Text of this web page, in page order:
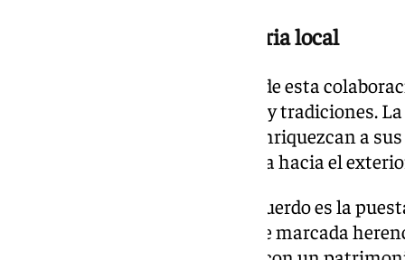
Diversidad cultural y memoria local
Entre los principales objetivos de esta
intercambio con otras culturas y tradiciones.
municipio a experiencias que enriquezcan a
proyecten una imagen dinámica hacia el
Otro de los ejes centrales del acuerdo es la
orígenes de Árchez. El pueblo, de marcada